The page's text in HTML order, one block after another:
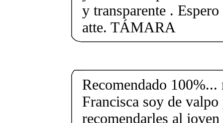
y transparente .
atte. TÁMARA
Recomendado 100%...
Francisca soy de
recomendarles al